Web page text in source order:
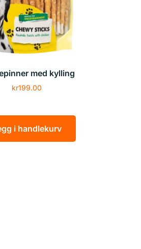
med kylling
kr199.00
i handlekurv